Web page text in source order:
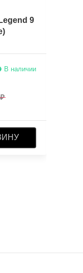
9
В наличии